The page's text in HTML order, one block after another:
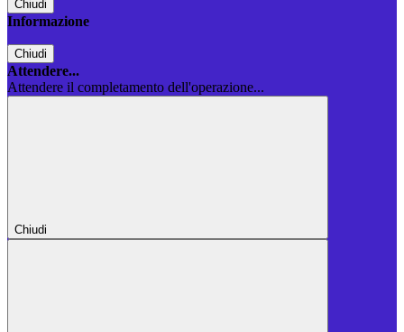
Chiudi
Informazione
Chiudi
Attendere...
Attendere il completamento dell'operazione...
Chiudi